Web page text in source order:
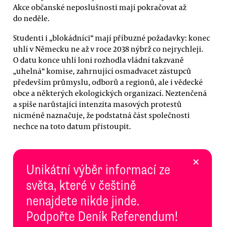
Akce občanské neposlušnosti mají pokračovat až
do neděle.
Studenti i „blokádníci“ mají příbuzné požadavky: konec
uhlí v Německu ne až v roce 2038 nýbrž co nejrychleji.
O datu konce uhlí loni rozhodla vládní takzvaně
„uhelná“ komise, zahrnující osmadvacet zástupců
především průmyslu, odborů a regionů, ale i vědecké
obce a některých ekologických organizací. Neztenčená
a spíše narůstající intenzita masových protestů
nicméně naznačuje, že podstatná část společnosti
nechce na toto datum přistoupit.
Unikátní výběr informací ze
světa, které v češtině
nenajdete nikde jinde.
Podpořte Deník Referendum!
×